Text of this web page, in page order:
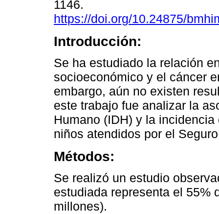
1146.
https://doi.org/10.24875/
Introducción:
Se ha estudiado la relación
socioeconómico y el cáncer
embargo, aún no existen
este trabajo fue analizar la
Humano (IDH) y la
niños atendidos por el
Métodos:
Se realizó un estudio
estudiada representa el 55%
millones).